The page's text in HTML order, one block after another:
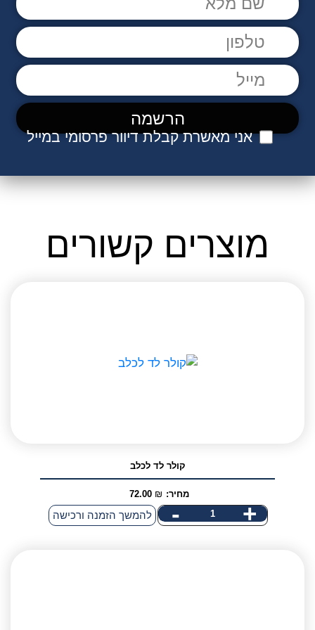
אני מאשרת קבלת דיוור פרסומי במייל
מוצרים קשורים
קולר לד לכלב
מחיר: 72.00 ₪
+
כמות
- להמשך הזמנה ורכישה